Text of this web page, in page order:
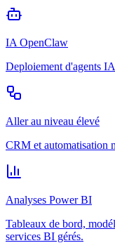
IA OpenClaw
Deploiement d'agents IA
Aller au niveau élevé
CRM et automatisation
Analyses Power BI
Tableaux de bord,
services BI gérés.